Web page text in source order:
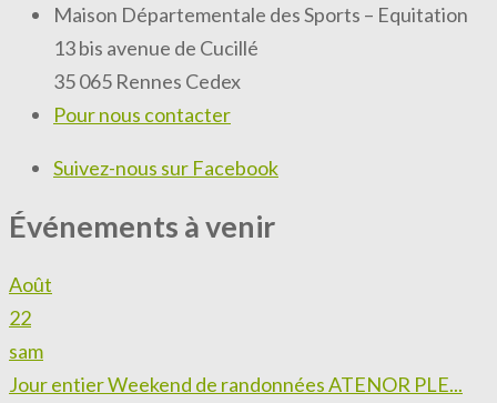
Maison Départementale des Sports – Equitation
13 bis avenue de Cucillé
35 065 Rennes Cedex
Pour nous contacter
Suivez-nous sur Facebook
Événements à venir
Août
22
sam
Jour entierWeekend de randonnées ATENOR PLE...